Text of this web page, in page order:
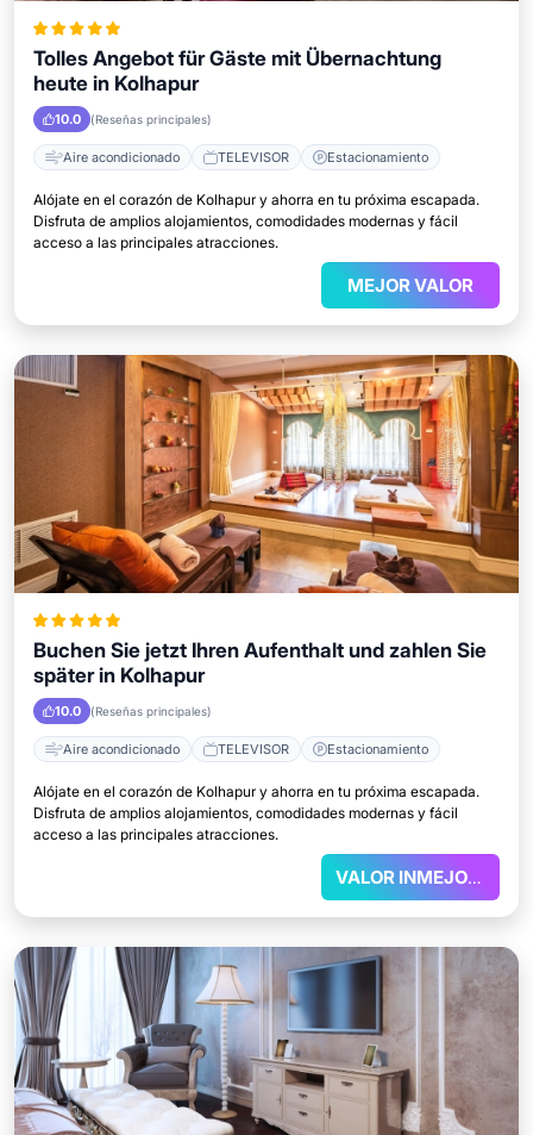
Tolles Angebot für Gäste mit Übernachtung
heute in Kolhapur
10.0 (Reseñas principales)
Aire acondicionado TELEVISOR Estacionamiento
Alójate en el corazón de Kolhapur y ahorra en tu próxima escapada.
Disfruta de amplios alojamientos, comodidades modernas y fácil
acceso a las principales atracciones.
MEJOR VALOR
Buchen Sie jetzt Ihren Aufenthalt und zahlen Sie
später in Kolhapur
10.0 (Reseñas principales)
Aire acondicionado TELEVISOR Estacionamiento
Alójate en el corazón de Kolhapur y ahorra en tu próxima escapada.
Disfruta de amplios alojamientos, comodidades modernas y fácil
acceso a las principales atracciones.
VALOR INMEJORABLE